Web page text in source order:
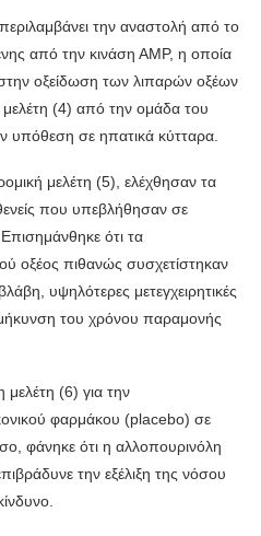
την αναστολή από το
από την κινάση ΑΜΡ, η οποία
στην οξείδωση των λιπαρών οξέων
μελέτη (4) από την ομάδα του
υπόθεση σε ηπατικά κύτταρα.
μελέτη (5), ελέχθησαν τα
που υπεβλήθησαν σε
ότι τα
οξέος πιθανώς συσχετίστηκαν
υψηλότερες μετεγχειρητικές
του χρόνου παραμονής
μελέτη (6) για την
φαρμάκου (placebo) σε
φάνηκε ότι η αλλοπουρινόλη
την εξέλιξη της νόσου